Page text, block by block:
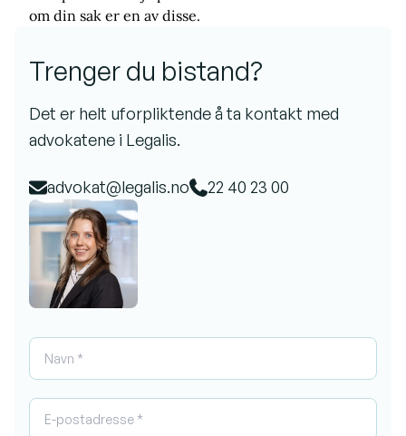
om din sak er en av disse.
Trenger du bistand?
Det er helt uforpliktende å ta kontakt med
advokatene i Legalis.
advokat@legalis.no 22 40 23 00
Navn *
E-postadresse *